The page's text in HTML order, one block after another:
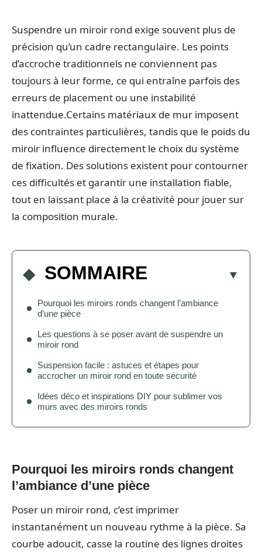
Suspendre un miroir rond exige souvent plus de
précision qu’un cadre rectangulaire. Les points
d’accroche traditionnels ne conviennent pas
toujours à leur forme, ce qui entraîne parfois des
erreurs de placement ou une instabilité
inattendue.Certains matériaux de mur imposent
des contraintes particulières, tandis que le poids du
miroir influence directement le choix du système
de fixation. Des solutions existent pour contourner
ces difficultés et garantir une installation fiable,
tout en laissant place à la créativité pour jouer sur
la composition murale.
SOMMAIRE
Pourquoi les miroirs ronds changent l’ambiance
d’une pièce
Les questions à se poser avant de suspendre un
miroir rond
Suspension facile : astuces et étapes pour
accrocher un miroir rond en toute sécurité
Idées déco et inspirations DIY pour sublimer vos
murs avec des miroirs ronds
Pourquoi les miroirs ronds changent
l’ambiance d’une pièce
Poser un miroir rond, c’est imprimer
instantanément un nouveau rythme à la pièce. Sa
courbe adoucit, casse la routine des lignes droites